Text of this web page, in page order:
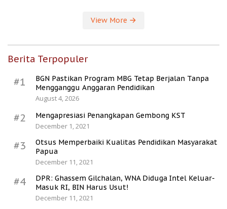
View More
Berita Terpopuler
#1
BGN Pastikan Program MBG Tetap Berjalan Tanpa
Mengganggu Anggaran Pendidikan
August 4, 2026
#2
Mengapresiasi Penangkapan Gembong KST
December 1, 2021
#3
Otsus Memperbaiki Kualitas Pendidikan Masyarakat
Papua
December 11, 2021
#4
DPR: Ghassem Gilchalan, WNA Diduga Intel Keluar-
Masuk RI, BIN Harus Usut!
December 11, 2021